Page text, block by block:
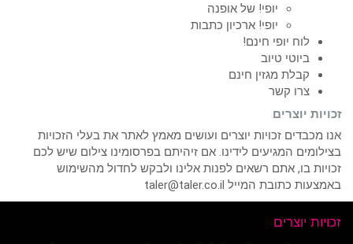
יופי! של אופנה
יופי! ארכיון כתבות
לוח יופי חינם!
ביוטי טיוב
קבלת מגזין חינם
צרו קשר
זכויות יוצרים
אנו מכבדים זכויות יוצרים ועושים מאמץ לאתר את בעלי הזכויות
בצילומים המגיעים לידינו. אם זיהיתם בפרסומינו צילום שיש לכם
זכויות בו, אתם רשאים לפנות אלינו ולבקש לחדול מהשימוש
באמצעות כתובת המייל taler@taler.co.il
זכויות יוצרים